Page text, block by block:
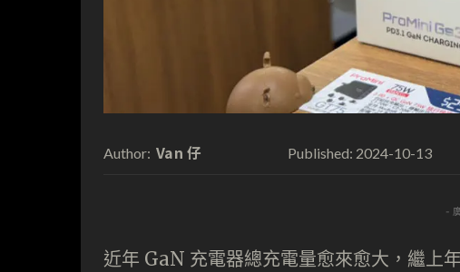
Author: Van 仔 Published: 2024-10-13
-
近年 GaN 充電器總充電量愈來愈大，繼